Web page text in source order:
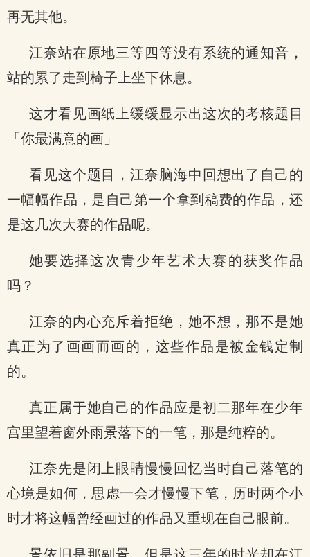
再无其他。
江奈站在原地三等四等没有系统的通知音，
站的累了走到椅子上坐下休息。
这才看见画纸上缓缓显示出这次的考核题目
「你最满意的画」
看见这个题目，江奈脑海中回想出了自己的
一幅幅作品，是自己第一个拿到稿费的作品，还
是这几次大赛的作品呢。
她要选择这次青少年艺术大赛的获奖作品
吗？
江奈的内心充斥着拒绝，她不想，那不是她
真正为了画画而画的，这些作品是被金钱定制
的。
真正属于她自己的作品应是初二那年在少年
宫里望着窗外雨景落下的一笔，那是纯粹的。
江奈先是闭上眼睛慢慢回忆当时自己落笔的
心境是如何，思虑一会才慢慢下笔，历时两个小
时才将这幅曾经画过的作品又重现在自己眼前。